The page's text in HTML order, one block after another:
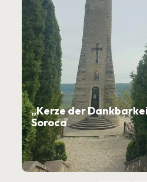
„Kerze der
Soroca